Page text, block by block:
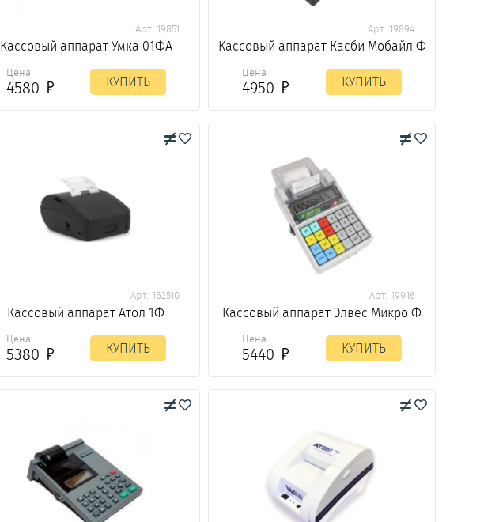
Арт. 19851
Кассовый аппарат Умка 01ФА
Цена
4580 КУПИТЬ
Арт. 19894
Кассовый аппарат Касби Мобайл Ф
Цена
4950 КУПИТЬ
Арт. 162510
Кассовый аппарат Атол 1Ф
Цена
5380 КУПИТЬ
Арт. 19916
Кассовый аппарат Элвес Микро Ф
Цена
5440 КУПИТЬ